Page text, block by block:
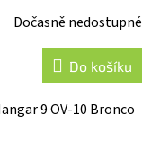
Dočasně nedostupné
Do košíku
9 OV-10 Bronco